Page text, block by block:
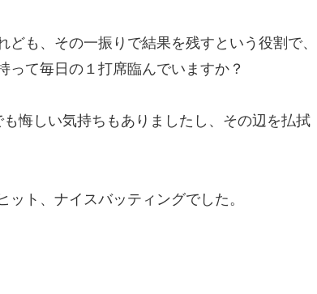
も、その一振りで結果を残すという役割で、
って毎日の１打席臨んでいますか？
悔しい気持ちもありましたし、その辺を払拭
ト、ナイスバッティングでした。